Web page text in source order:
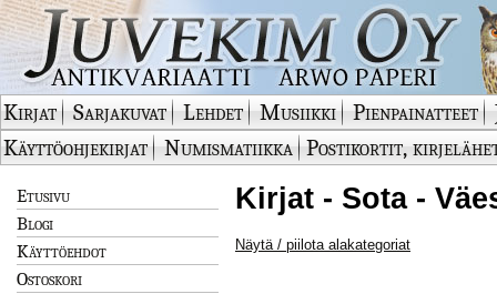
Kirjat Sarjakuvat Lehdet Musiikki Pienpainatteet
Käyttöohjekirjat
Numismatiikka Postikortit,
Etusivu
Blogi
Käyttöehdot
Ostoskori
Kirjat - Sota -
Näytä / piilota alakategoriat